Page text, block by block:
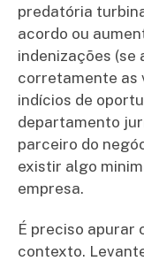
predatória
acordo ou
indenizações (se
corretamente as
indícios de
departamento
parceiro do
existir algo
empresa.
É preciso apurar
contexto.